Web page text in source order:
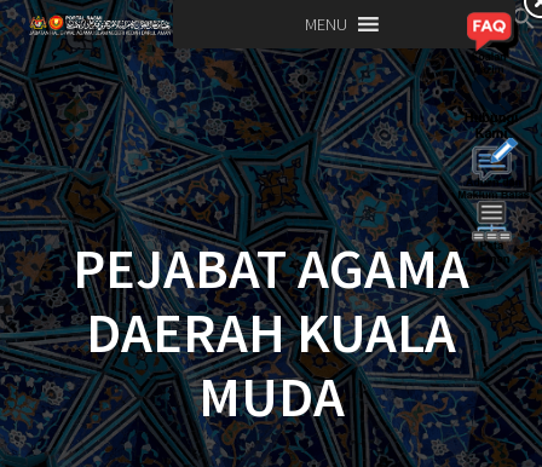
MENU
PEJABAT AGAMA
DAERAH KUALA
MUDA